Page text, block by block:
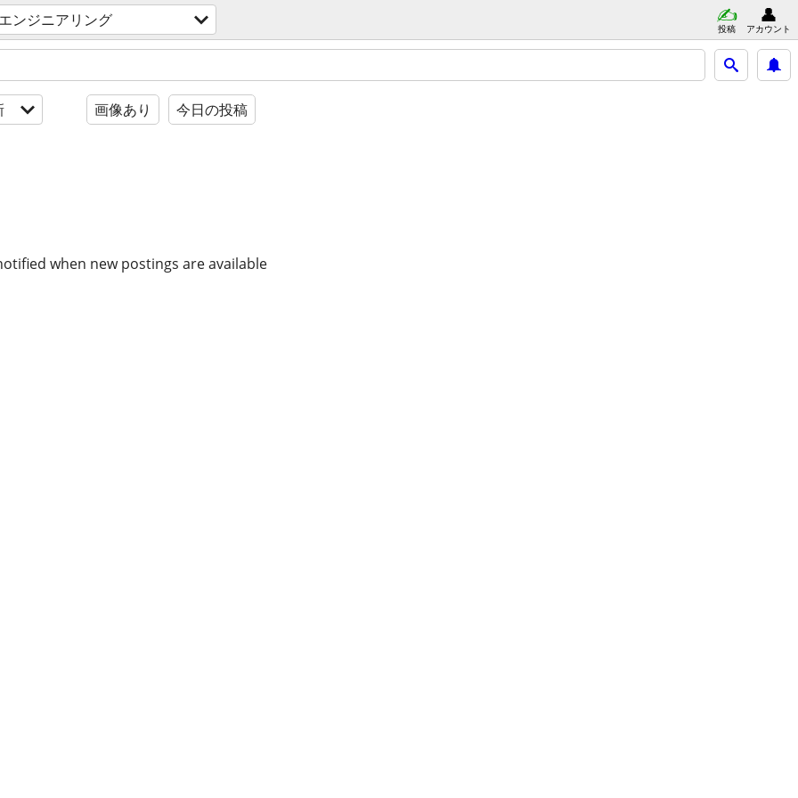
ンジニアリング 投稿 アカウント
画像あり 今日の投稿
when new postings are available